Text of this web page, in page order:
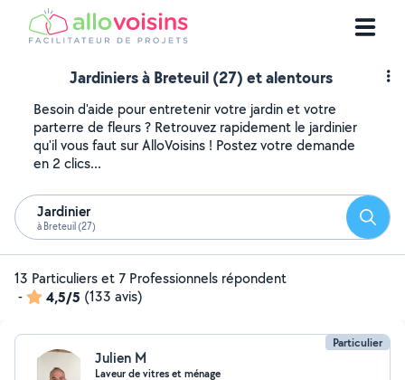
Jardiniers à Breteuil (27) et alentours
Besoin d'aide pour entretenir votre jardin et votre
parterre de fleurs ? Retrouvez rapidement le jardinier
qu'il vous faut sur AlloVoisins ! Postez votre demande
en 2 clics...
Jardinier
à Breteuil (27)
13 Particuliers et 7 Professionnels répondent
-
4,5/5 (133 avis)
Particulier
Julien M
Laveur de vitres et ménage